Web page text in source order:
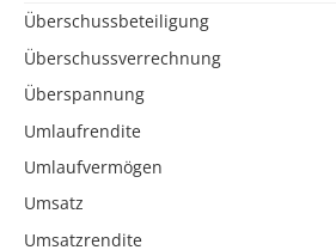
Überschussbeteiligung
Überschussverrechnung
Überspannung
Umlaufrendite
Umlaufvermögen
Umsatz
Umsatzrendite